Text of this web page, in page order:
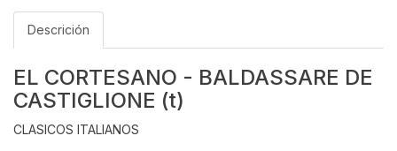
Descrición
EL CORTESANO - BALDASSARE DE
CASTIGLIONE (t)
CLASICOS ITALIANOS